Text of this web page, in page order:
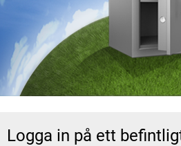
Logga in på ett